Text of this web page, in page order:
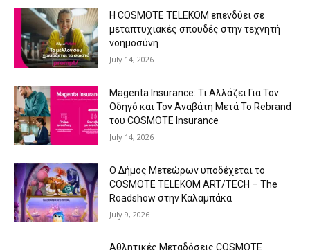
Η COSMOTE TELEKOM επενδύει σε
μεταπτυχιακές σπουδές στην τεχνητή
νοημοσύνη
July 14, 2026
Magenta Insurance: Τι Αλλάζει Για Τον
Οδηγό και Τον Αναβάτη Μετά Το Rebrand
του COSMOTE Insurance
July 14, 2026
Ο Δήμος Μετεώρων υποδέχεται το
COSMOTE TELEKOM ART/TECH – The
Roadshow στην Καλαμπάκα
July 9, 2026
Αθλητικές Μεταδόσεις COSMOTE